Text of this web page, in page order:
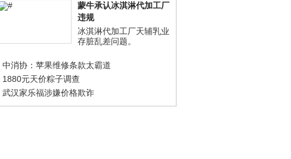
蒙牛承认冰淇淋代加工厂
违规
冰淇淋代加工厂天辅乳业
存脏乱差问题。
中消协：苹果维修条款太霸道
1880元天价粽子调查
武汉家乐福涉嫌价格欺诈